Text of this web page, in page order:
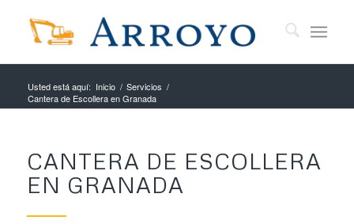
Usted está aquí: Inicio / Servicios /
Cantera de Escollera en Granada
CANTERA DE ESCOLLERA
EN GRANADA